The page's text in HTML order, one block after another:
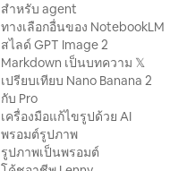
สำหรับ agent
ทางเลือกอื่นของ NotebookLM
สไลด์ GPT Image 2
Markdown เป็นบทความ 𝕏
เปรียบเทียบ Nano Banana 2
กับ Pro
เครื่องมือแก้ไขรูปด้วย AI
พรอมต์รูปภาพ
รูปภาพเป็นพรอมต์